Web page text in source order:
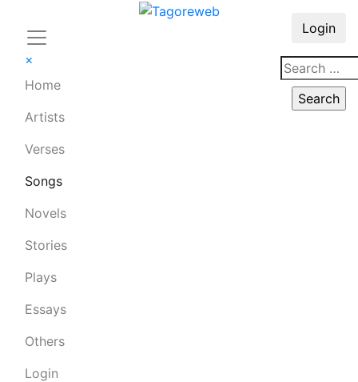
×
Home
Artists
Verses
Songs
Novels
Stories
Plays
Essays
Others
Login
Login